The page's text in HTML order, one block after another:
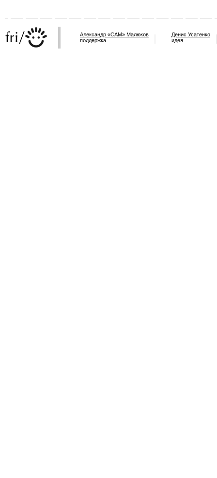
Александр «САМ» Малюков
поддержка
Денис Усатенко
идея